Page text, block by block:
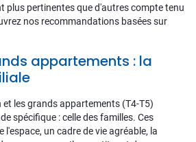
plus pertinentes que d'autres compte tenu
nos recommandations basées sur
appartements : la
et les grands appartements (T4-T5)
spécifique : celle des familles. Ces
l'espace, un cadre de vie agréable, la